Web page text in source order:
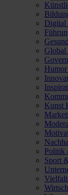
Digital
Global
Kunst
Politik
Sport